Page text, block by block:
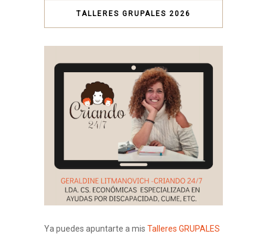
TALLERES GRUPALES 2026
Ya puedes apuntarte a mis Talleres GRUPALES